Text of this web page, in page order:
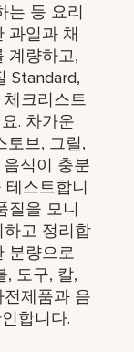
는 등 요리
과일과 채
계량하고,
Standard,
크리스트
. 차가운
토브, 그릴,
식이 충분
스트합니
질을 모니
하고 정리합
분량으로
, 도구, 칼,
제품과 음
합니다.